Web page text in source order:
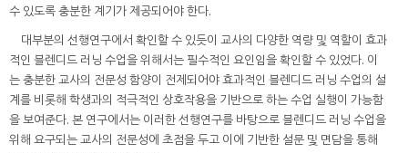
수 있도록 충분한 계기가 제공되어야 한다.
대부분의 선행연구에서 확인할 수 있듯이 교사의 다양한 역량 및 역할이 효과
적인 블렌디드 러닝 수업을 위해서는 필수적인 요인임을 확인할 수 있었다. 이
는 충분한 교사의 전문성 함양이 전제되어야 효과적인 블렌디드 러닝 수업의 설
계를 비롯해 학생과의 적극적인 상호작용을 기반으로 하는 수업 실행이 가능함
을 보여준다. 본 연구에서는 이러한 선행연구를 바탕으로 블렌디드 러닝 수업을
위해 요구되는 교사의 전문성에 초점을 두고 이에 기반한 설문 및 면담을 통해